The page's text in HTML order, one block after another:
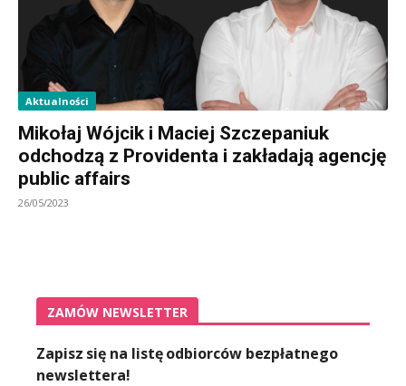
Aktualności
Mikołaj Wójcik i Maciej Szczepaniuk
odchodzą z Providenta i zakładają agencję
public affairs
26/05/2023
ZAMÓW NEWSLETTER
Zapisz się na listę odbiorców bezpłatnego
newslettera!